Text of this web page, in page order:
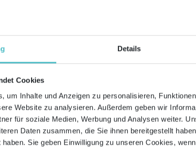
Details
Cookies
um Inhalte und Anzeigen zu personalisieren,
Website zu analysieren. Außerdem geben wir
für soziale Medien, Werbung und Analysen weiter.
Daten zusammen, die Sie ihnen bereitgestellt
Sie geben Einwilligung zu unseren Cookies,
SEO Check: 10 häufige
Sie möchten Ihr Ranking bei Google
verbessern? Mit unserem SEO-Check klappt’s!
Vermeiden Sie einfach diese 10 häufigen
Suchmaschinen-Sünden.